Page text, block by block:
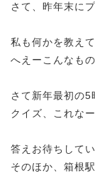
さて、昨年末に
私も何かを教え
へえーこんなも
さて新年最初の5
クイズ、これな
答えお待ちしてい
そのほか、箱根